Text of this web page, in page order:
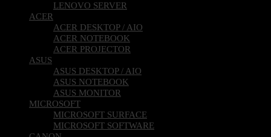
LENOVO SERVER
ACER
ACER DESKTOP / AIO
ACER NOTEBOOK
ACER PROJECTOR
ASUS
ASUS DESKTOP / AIO
ASUS NOTEBOOK
ASUS MONITOR
MICROSOFT
MICROSOFT SURFACE
MICROSOFT SOFTWARE